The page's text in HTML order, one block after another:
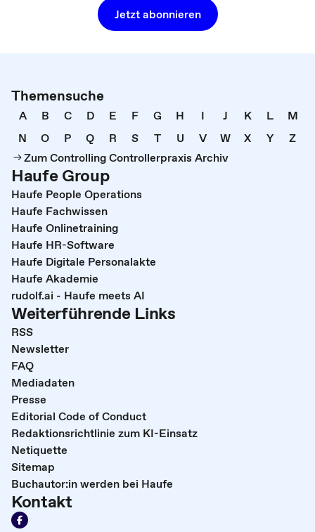
Jetzt abonnieren
Themensuche
A B C D E F G H I J K L
M
N
O P Q R S T U V W X Y
Z
Zum Controlling Controllerpraxis Archiv
Haufe Group
Haufe People Operations
Haufe Fachwissen
Haufe Onlinetraining
Haufe HR-Software
Haufe Digitale Personalakte
Haufe Akademie
rudolf.ai - Haufe meets AI
Weiterführende Links
RSS
Newsletter
FAQ
Mediadaten
Presse
Editorial Code of Conduct
Redaktionsrichtlinie zum KI-Einsatz
Netiquette
Sitemap
Buchautor:in werden bei Haufe
Kontakt